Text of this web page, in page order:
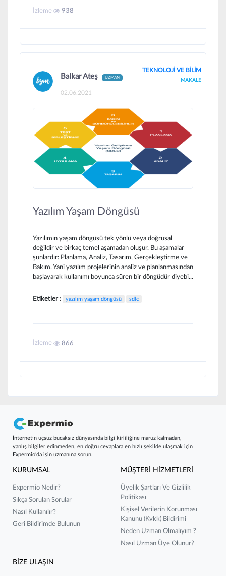
İzleme 938
Balkar Ateş UZMAN
02.06.2021
TEKNOLOJİ VE BİLİM
MAKALE
Yazılım Yaşam Döngüsü
Yazılımın yaşam döngüsü tek yönlü veya doğrusal
değildir ve birkaç temel aşamadan oluşur. Bu aşamalar
şunlardır: Planlama, Analiz, Tasarım, Gerçekleştirme ve
Bakım. Yani yazılım projelerinin analiz ve planlanmasından
başlayarak kullanımı boyunca süren bir döngüdür diyebi...
Etiketler : yazılım yaşam döngüsü sdlc
İzleme 866
İnternetin uçsuz bucaksız dünyasında bilgi kirliliğine maruz kalmadan,
yanlış bilgiler edinmeden, en doğru cevaplara en hızlı şekilde ulaşmak için
Expermio’da işin uzmanına sorun.
KURUMSAL
Expermio Nedir?
Sıkça Sorulan Sorular
Nasıl Kullanılır?
Geri Bildirimde Bulunun
MÜŞTERİ HİZMETLERİ
Üyelik Şartları Ve Gizlilik
Politikası
Kişisel Verilerin Korunması
Kanunu (kvkk) Bildirimi
Neden Uzman Olmalıyım ?
Nasıl Uzman Üye Olunur?
BİZE ULAŞIN